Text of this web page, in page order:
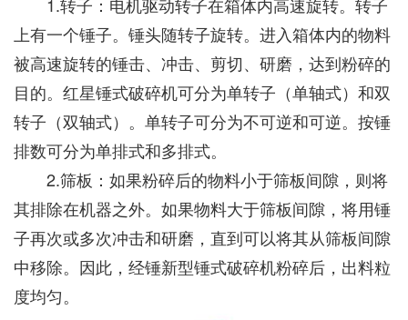
上有一个锤子。锤头随转子旋转。进入箱体内的物料
被高速旋转的锤击、冲击、剪切、研磨，达到粉碎的
目的。红星锤式破碎机可分为单转子（单轴式）和双
转子（双轴式）。单转子可分为不可逆和可逆。按锤
排数可分为单排式和多排式。
2.筛板：如果粉碎后的物料小于筛板间隙，则将
其排除在机器之外。如果物料大于筛板间隙，将用锤
子再次或多次冲击和研磨，直到可以将其从筛板间隙
中移除。因此，经锤新型锤式破碎机粉碎后，出料粒
度均匀。